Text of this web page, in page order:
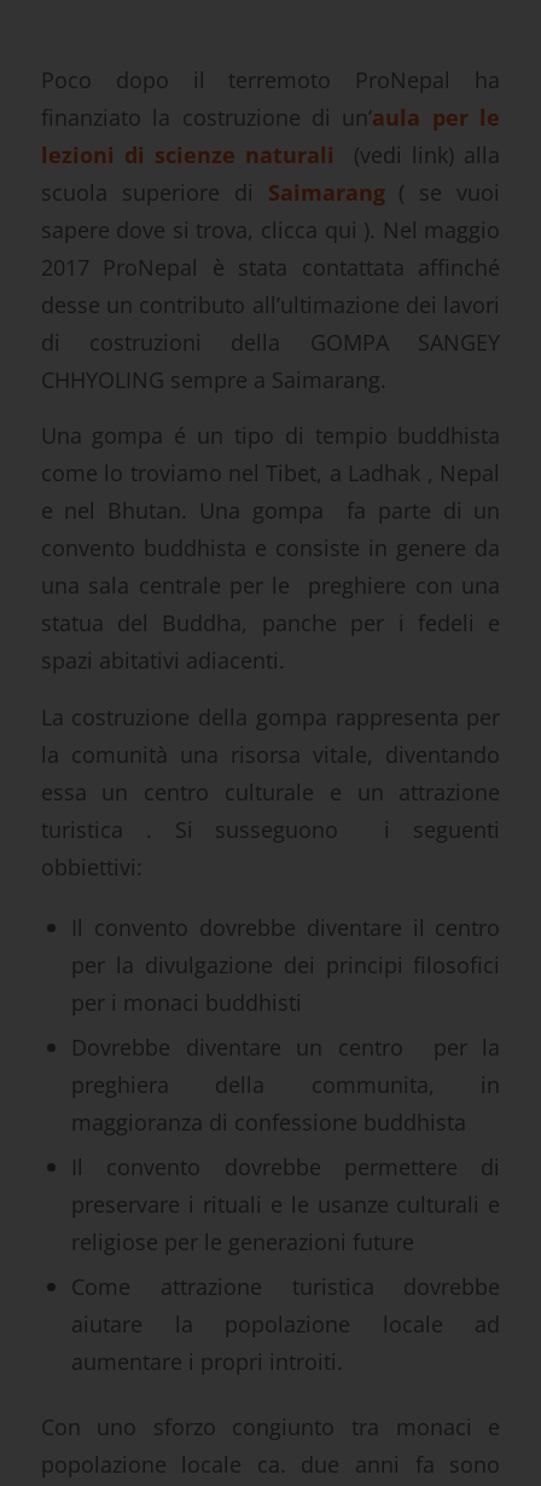
Poco dopo il terremoto ProNepal ha
finanziato la costruzione di un’aula per le
lezioni di scienze naturali
(vedi link) alla
scuola superiore di Saimarang ( se vuoi
sapere dove si trova, clicca qui ). Nel maggio
2017 ProNepal è stata contattata affinché
desse un contributo all’ultimazione dei lavori
di costruzioni della GOMPA SANGEY
CHHYOLING sempre a Saimarang.
Una gompa é un tipo di tempio buddhista
come lo troviamo nel Tibet, a Ladhak , Nepal
e nel Bhutan. Una gompa fa parte di un
convento buddhista e consiste in genere da
una sala centrale per le preghiere con una
statua del Buddha, panche per i fedeli e
spazi abitativi adiacenti.
La costruzione della gompa rappresenta per
la comunità una risorsa vitale, diventando
essa un centro culturale e un attrazione
turistica . Si susseguono i seguenti
obbiettivi:
Il convento dovrebbe diventare il centro
per la divulgazione dei principi filosofici
per i monaci buddhisti
Dovrebbe diventare un centro per la
preghiera della communita, in
maggioranza di confessione buddhista
Il convento dovrebbe permettere di
preservare i rituali e le usanze culturali e
religiose per le generazioni future
Come attrazione turistica dovrebbe
aiutare la popolazione locale ad
aumentare i propri introiti.
Con uno sforzo congiunto tra monaci e
popolazione locale ca. due anni fa sono